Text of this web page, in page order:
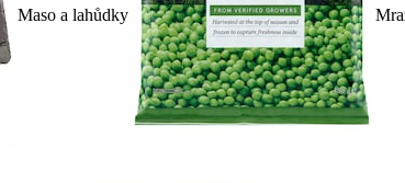
Maso a lahůdky